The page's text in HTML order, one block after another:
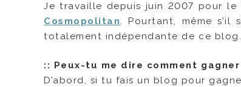
Je travaille depuis juin 2007 pour le
Cosmopolitan. Pourtant, même s’il
totalement indépendante de ce blog.
:: Peux-tu me dire comment
D’abord, si tu fais un blog pour